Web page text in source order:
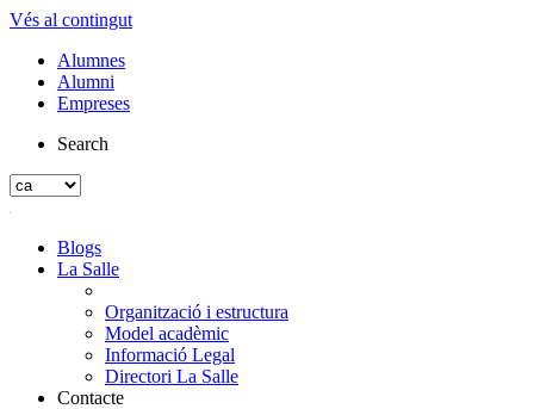
Vés al contingut
Alumnes
Alumni
Empreses
Search
Blogs
La Salle
Organització i estructura
Model acadèmic
Informació Legal
Directori La Salle
Contacte